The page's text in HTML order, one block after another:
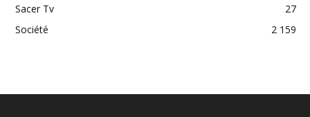
Sacer Tv
27
Société
2 159